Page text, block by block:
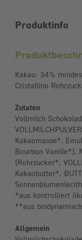
Produktinfo
Kakao: 34%
Cristallino
Zutaten
Vollmilch
Kakaomasse*,
Bourbon Vanille*),
(Rohrzucker*,
Kakaobutter*,
*aus kontrolliert
**aus
Allgemein